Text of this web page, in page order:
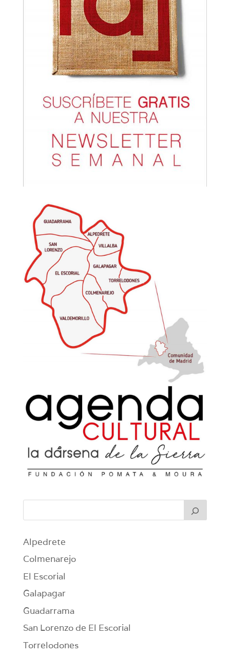
Alpedrete
Colmenarejo
El Escorial
Galapagar
Guadarrama
San Lorenzo de El Escorial
Torrelodones